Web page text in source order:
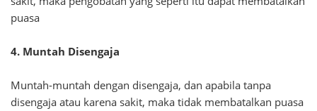
puasa
4. Muntah Disengaja
Muntah-muntah dengan disengaja, dan apabila tanpa
disengaja atau karena sakit, maka tidak membatalkan puasa